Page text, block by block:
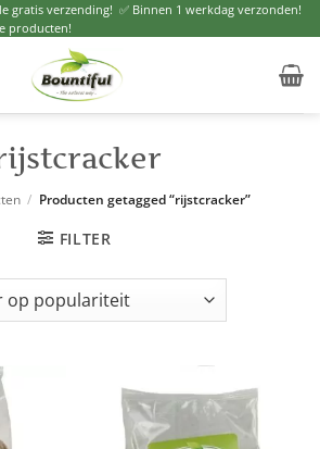
gratis verzending! ✅ Binnen 1 werkdag verzonden!
producten!
/ Producten getagged “rijstcracker”
FILTER